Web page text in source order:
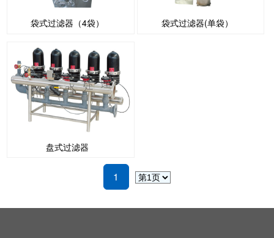
袋式过滤器（4袋） 袋式过滤器(单袋）
盘式过滤器
1